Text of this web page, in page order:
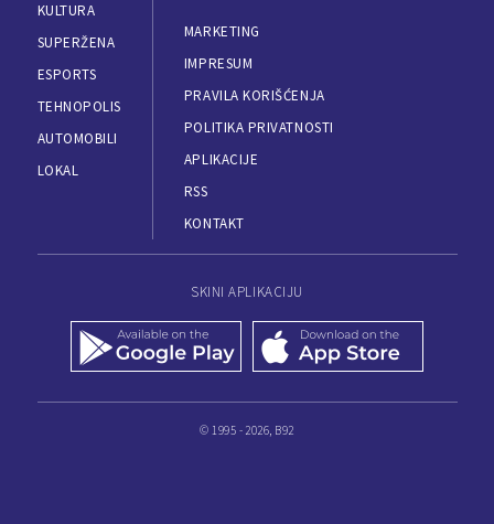
KULTURA
SUPERŽENA
ESPORTS
TEHNOPOLIS
AUTOMOBILI
LOKAL
MARKETING
IMPRESUM
PRAVILA KORIŠĆENJA
POLITIKA PRIVATNOSTI
APLIKACIJE
RSS
KONTAKT
SKINI APLIKACIJU
© 1995 - 2026, B92